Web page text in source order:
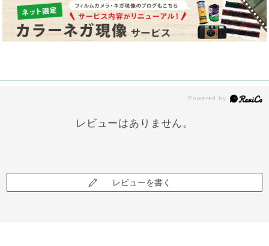
レビューはありません。
レビューを書く